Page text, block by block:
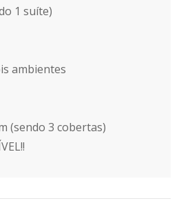
1 suíte)
ambientes
(sendo 3 cobertas)